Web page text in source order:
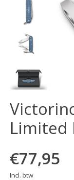
Limited
€77,95
Incl. btw